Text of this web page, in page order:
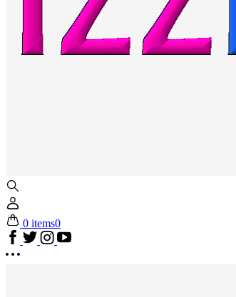
0 items0